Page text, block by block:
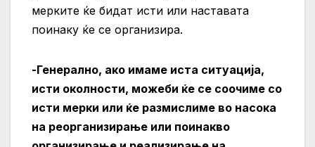
мерките ќе бидат исти или наставата
поинаку ќе се организира.
-Генерално, ако имаме иста ситуација,
исти околности, можеби ќе се соочиме со
исти мерки или ќе размислиме во насока
на реорганизирање или поинакво